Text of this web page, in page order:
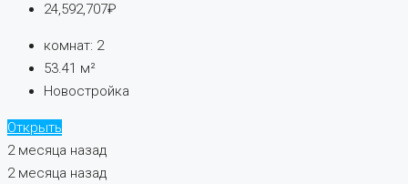
24,592,707₽
комнат: 2
53.41 м²
Новостройка
Открыть
2 месяца назад
2 месяца назад